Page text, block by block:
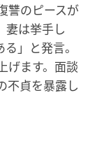
讐のピースが
妻は挙手し
」と発言。
げます。面談
不貞を暴露し